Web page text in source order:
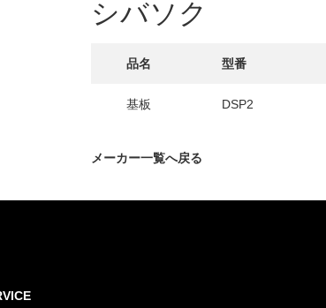
フィロソフィー
COMPANY
PROFILE
SERVICE
シバソク
品名 型番
基板 DSP2
メーカー一覧へ戻る